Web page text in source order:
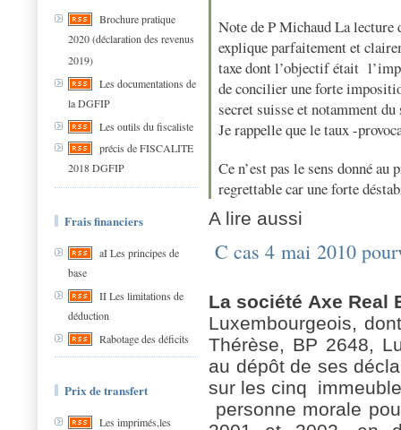
Brochure pratique
2020 (déclaration des revenus
2019)
Les documentations de
la DGFIP
Les outils du fiscaliste
précis de FISCALITE
2018 DGFIP
Frais financiers
aI Les principes de
base
II Les limitations de
déduction
Rabotage des déficits
Prix de transfert
Les imprimés,les
Note de P Michaud La lecture
explique parfaitement et
taxe dont l’objectif était
de concilier une forte
secret suisse et notamment
Je rappelle que le taux -
Ce n’est pas le sens donné
regrettable car une forte
A lire aussi
C cas 4 mai 2010
La société Axe Real
Luxembourgeois,
Thérèse, BP 2648,
au dépôt de ses
sur les cinq
personne morale